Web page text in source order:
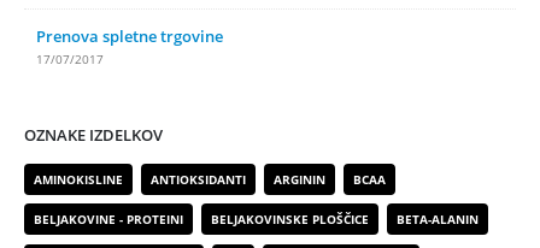
Prenova spletne trgovine
17/07/2017
OZNAKE IZDELKOV
AMINOKISLINE ANTIOKSIDANTI ARGININ BCAA
BELJAKOVINE - PROTEINI BELJAKOVINSKE PLOŠČICE BETA-ALANIN